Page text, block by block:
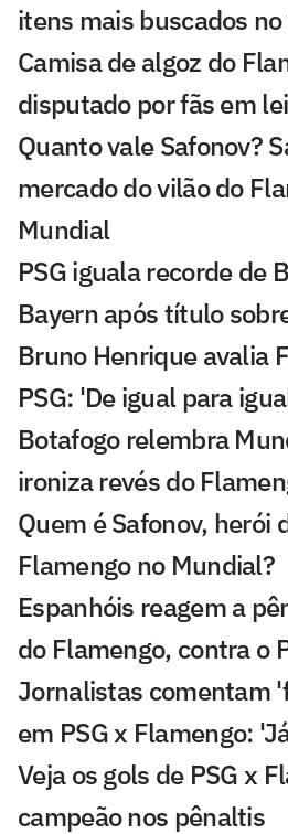
itens mais buscados
Camisa de algoz do
disputado por fãs em
Quanto vale Safonov?
mercado do vilão do
Mundial
PSG iguala recorde de
Bayern após título
Bruno Henrique avalia
PSG: 'De igual para
Botafogo relembra
ironiza revés do
Quem é Safonov, herói
Flamengo no Mundial?
Espanhóis reagem a
do Flamengo, contra o
Jornalistas comentam
em PSG x Flamengo:
Veja os gols de PSG x
campeão nos pênaltis